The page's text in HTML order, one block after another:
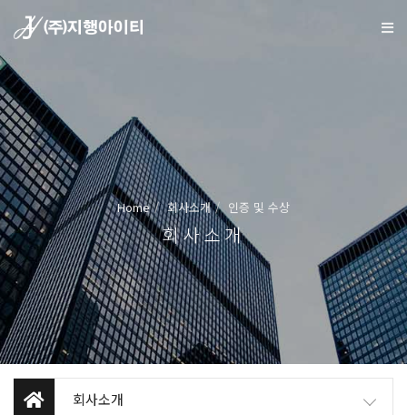
Home 회사소개 인증 및 수상
회사소개
회사소개